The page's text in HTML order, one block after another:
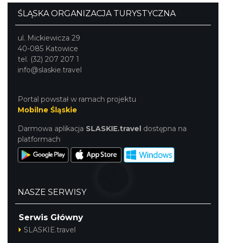
Koncert KARUZELA GNA
kultur
0.24 km
ŚLĄSKA ORGANIZACJA TURYSTYCZNA
ul. Mickiewicza 29
40-085 Katowice
tel. (32) 207 207 1
info@slaskie.travel
Portal powstał w ramach projektu
Mobilne Śląskie
Darmowa aplikacja SLASKIE.travel dostępna na
platformach
NASZE SERWISY
Serwis Główny
SLASKIE.travel